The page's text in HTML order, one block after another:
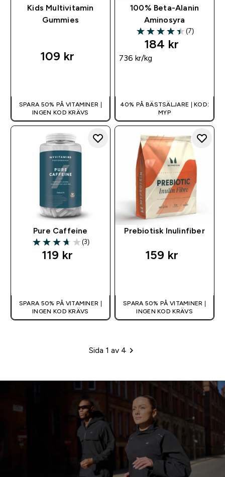
Kids Multivitamin
Gummies
109 kr‎
SPARA 50% PÅ VITAMINER |
INGEN KOD KRÄVS
100% Beta-Alanin
Aminosyra
4.43 out of 5 stars
(7)
184 kr‎
736 kr‎/kg
40% PÅ BÄSTSÄLJARE | KOD:
MYP
Pure Caffeine
3.67 out of 5 stars
(3)
119 kr‎
SPARA 50% PÅ VITAMINER |
INGEN KOD KRÄVS
Prebiotisk Inulinfiber
159 kr‎
SPARA 50% PÅ VITAMINER |
INGEN KOD KRÄVS
Sidhänvisning
Sida 1 av 4